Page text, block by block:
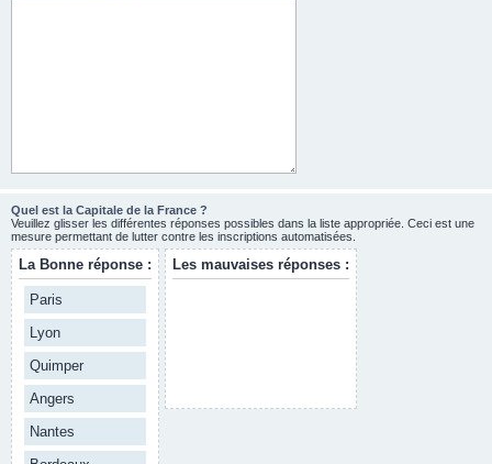
Quel est la Capitale de la France ?
Veuillez glisser les différentes réponses possibles dans la liste appropriée. Ceci est une
mesure permettant de lutter contre les inscriptions automatisées.
La Bonne réponse :
Paris
Lyon
Quimper
Angers
Nantes
Les mauvaises réponses :